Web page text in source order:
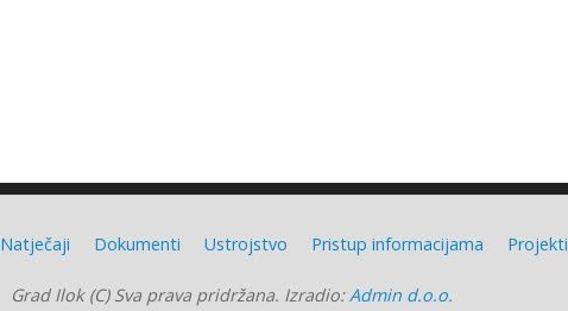
Natječaji Dokumenti Ustrojstvo Pristup informacijama Projekti
Grad Ilok (C) Sva prava pridržana. Izradio: Admin d.o.o.